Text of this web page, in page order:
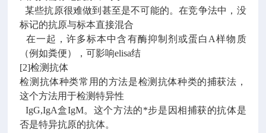
某些抗原很难做到甚至是不可能的。在竞争法中，没
标记的抗原与标本直接混合
在一起，许多标本中含有酶抑制剂或蛋白A样物质
（例如粪便），可影响elisa结
[2]检测抗体
检测抗体种类常用的方法是检测抗体种类的捕获法，
这个方法用于检测特异性
IgG,IgA盒IgM。这个方法的*步是因相捕获的抗体是
否是特异抗原的抗体。